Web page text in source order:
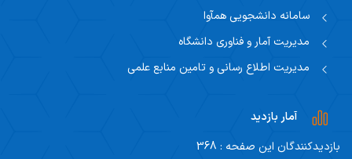
سامانه دانشجویی همآوا
مدیریت آمار و فناوری دانشگاه
مدیریت اطلاع رسانی و تامین منابع علمی
آمار بازدید
بازدیدکنندگان این صفحه : 368